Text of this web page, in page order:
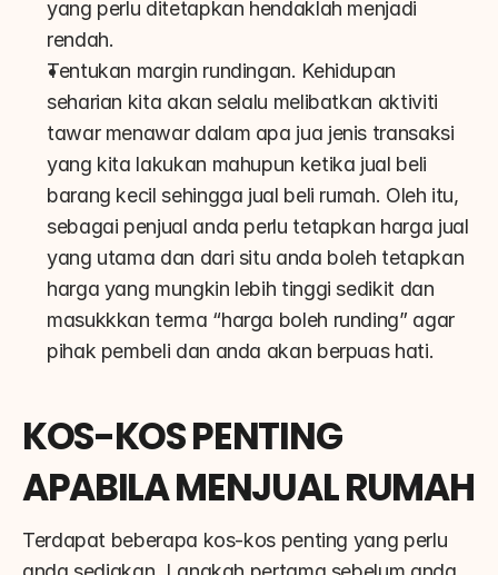
yang perlu ditetapkan hendaklah menjadi
rendah.
Tentukan margin rundingan. Kehidupan
seharian kita akan selalu melibatkan aktiviti
tawar menawar dalam apa jua jenis transaksi
yang kita lakukan mahupun ketika jual beli
barang kecil sehingga jual beli rumah. Oleh itu,
sebagai penjual anda perlu tetapkan harga jual
yang utama dan dari situ anda boleh tetapkan
harga yang mungkin lebih tinggi sedikit dan
masukkkan terma “harga boleh runding” agar
pihak pembeli dan anda akan berpuas hati.
KOS-KOS PENTING
APABILA MENJUAL RUMAH
Terdapat beberapa kos-kos penting yang perlu